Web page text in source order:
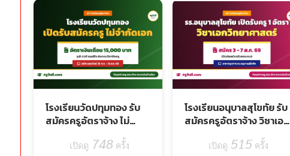
โรงเรียนวัดปทุมทอง รับ
สมัครครูอัตราจ้าง ไม่
จำกัดวิชาเอก เงินเดือน
15,000 บาท (รับสมัคร 25
748ครั้ง
โรงเรียนอนุบาลสุโขทัย รับ
สมัครครูอัตราจ้าง วิชาเอก
วิทยาศาสตร์ สมัคร 3-7
ส.ค. 69
515 ครั้ง